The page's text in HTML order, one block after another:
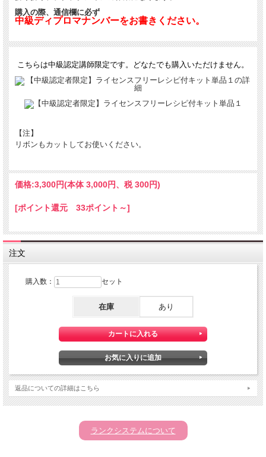
購入の際、通信欄に必ず
中級ディプロマナンバーをお書きください。
こちらは中級認定講師限定です。どなたでも購入いただけません。
【注】
リボンもカットしてお使いください。
価格:3,300円(本体 3,000円、税 300円)
[ポイント還元 33ポイント～]
注文
購入数： セット
在庫 あり
返品についての詳細はこちら
ランクシステムについて